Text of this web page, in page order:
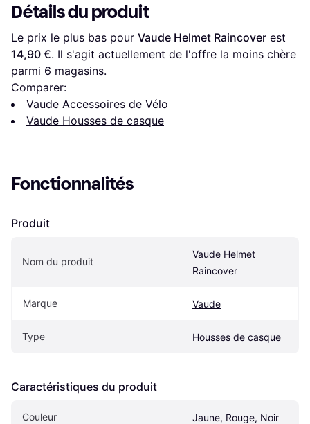
Détails du produit
Le prix le plus bas pour Vaude Helmet Raincover
14,90 €. Il s'agit actuellement de l'offre la moins chère
parmi 6 magasins.
Comparer:
Vaude Accessoires de Vélo
Vaude Housses de casque
Fonctionnalités
Produit
Nom du produit
Vaude Helmet
Raincover
Marque Vaude
Type Housses de casque
Caractéristiques du produit
Couleur Jaune, Rouge, Noir